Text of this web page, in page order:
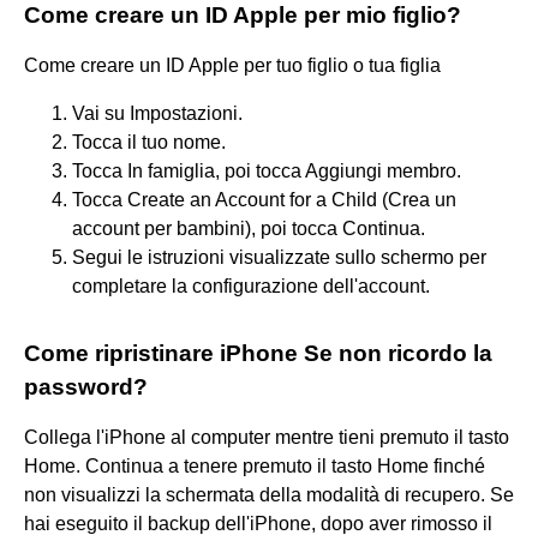
Come creare un ID Apple per mio figlio?
Come creare un ID Apple per tuo figlio o tua figlia
Vai su Impostazioni.
Tocca il tuo nome.
Tocca In famiglia, poi tocca Aggiungi membro.
Tocca Create an Account for a Child (Crea un
account per bambini), poi tocca Continua.
Segui le istruzioni visualizzate sullo schermo per
completare la configurazione dell'account.
Come ripristinare iPhone Se non ricordo la
password?
Collega l'iPhone al computer mentre tieni premuto il tasto
Home. Continua a tenere premuto il tasto Home finché
non visualizzi la schermata della modalità di recupero. Se
hai eseguito il backup dell'iPhone, dopo aver rimosso il